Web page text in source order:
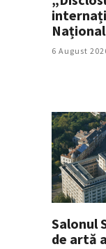
6 August
Salonul
de artă